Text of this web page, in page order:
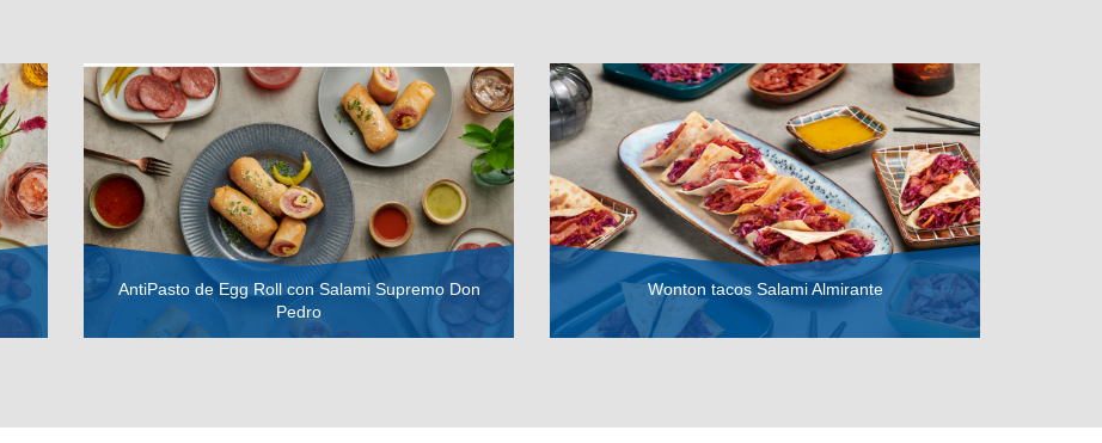
AntiPasto de Egg Roll con Salami Supremo Don
Pedro
Wonton tacos Salami Almirante